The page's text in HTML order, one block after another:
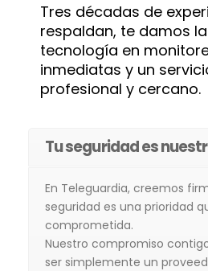
Tres décadas de
respaldan, te damos
tecnología en
inmediatas y un
profesional y cercano.
Tu seguridad es
En Teleguardia, creemos
seguridad es una prioridad
comprometida.
Nuestro compromiso
ser simplemente un